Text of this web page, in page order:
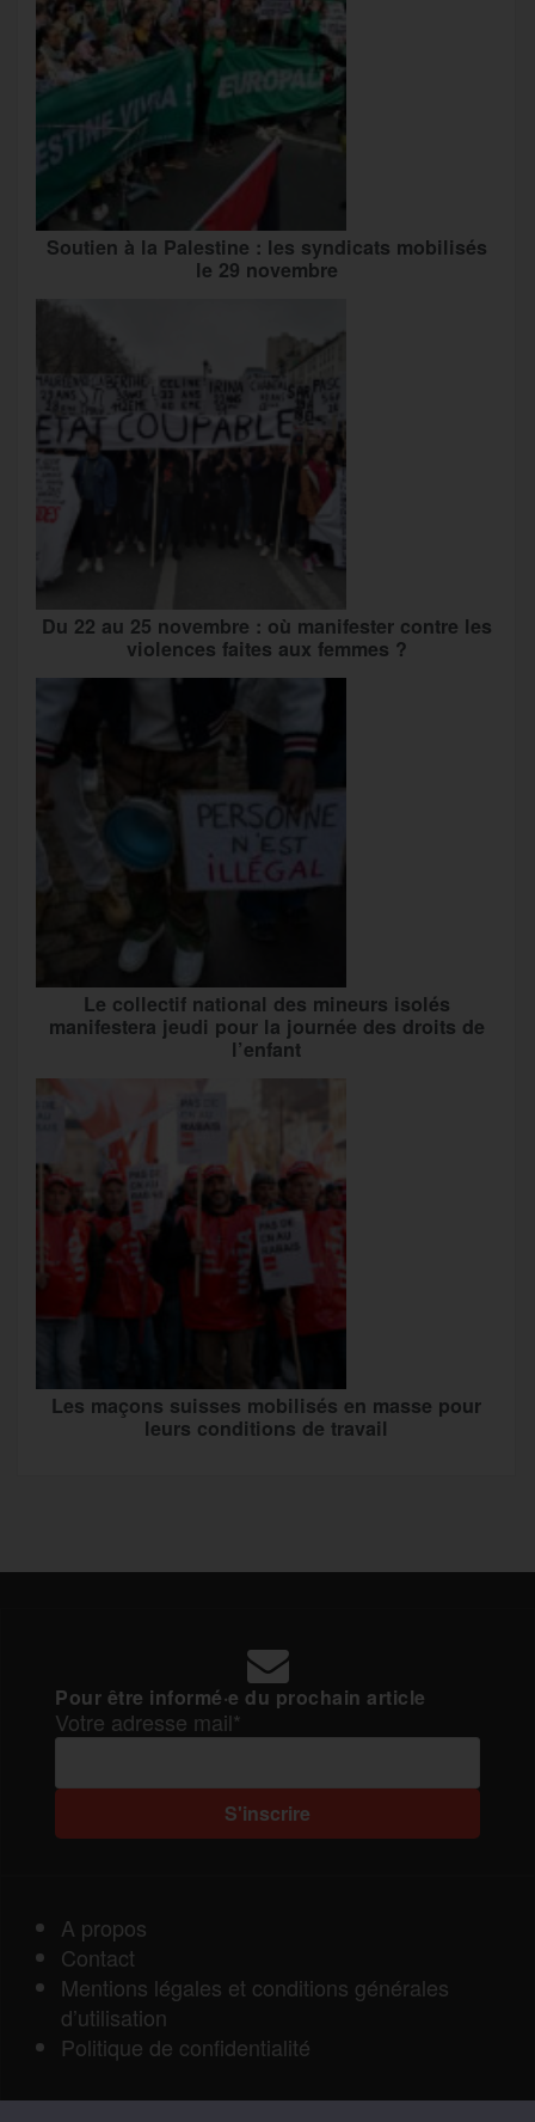
Soutien à la Palestine : les syndicats mobilisés
le 29 novembre
Du 22 au 25 novembre : où manifester contre les
violences faites aux femmes ?
Le collectif national des mineurs isolés
manifestera jeudi pour la journée des droits de
l’enfant
Les maçons suisses mobilisés en masse pour
leurs conditions de travail
Pour être informé·e du prochain article
Votre adresse mail*
A propos
Contact
Mentions légales et conditions générales
d’utilisation
Politique de confidentialité